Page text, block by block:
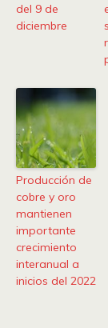
del 9 de
diciembre
Producción de
cobre y oro
mantienen
importante
crecimiento
interanual a
inicios del 2022